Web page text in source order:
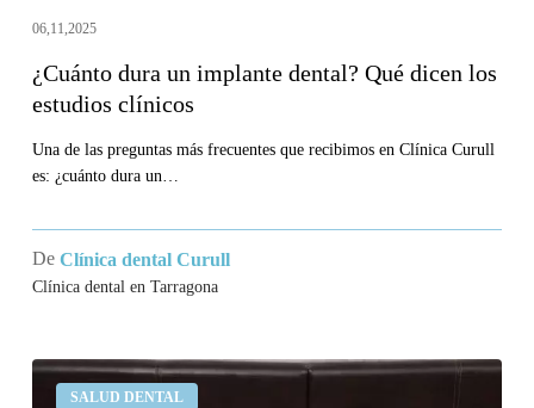
06,11,2025
¿Cuánto dura un implante dental? Qué dicen los
estudios clínicos
Una de las preguntas más frecuentes que recibimos en Clínica Curull
es: ¿cuánto dura un…
De Clínica dental Curull
Clínica dental en Tarragona
SALUD DENTAL
¿Por